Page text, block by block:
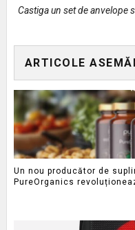
Castiga un set de anvelope
ARTICOLE
Un nou producător de
PureOrganics